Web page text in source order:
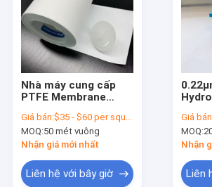
Nhà máy cung cấp
PTFE Membrane
Filter với kích thước
lỗ 0.22μm đến 3.0μm
Giá bán:$35 - $60 per square meter
MOQ:50 mét vuông
Nhận giá mới nhất
Liên hệ với bây giờ
Giá
MOQ:
Nhận
Liên